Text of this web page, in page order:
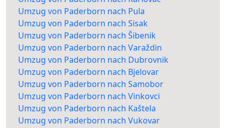
Umzug von Paderborn nach Pula
Umzug von Paderborn nach Sisak
Umzug von Paderborn nach Šibenik
Umzug von Paderborn nach Varaždin
Umzug von Paderborn nach Dubrovnik
Umzug von Paderborn nach Bjelovar
Umzug von Paderborn nach Samobor
Umzug von Paderborn nach Vinkovci
Umzug von Paderborn nach Kaštela
Umzug von Paderborn nach Vukovar